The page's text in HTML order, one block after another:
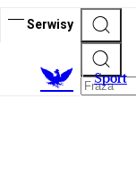
Serwisy
Sport